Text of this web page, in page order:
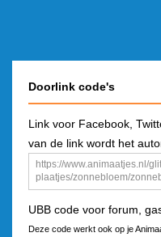
Doorlink code's
Link voor Facebook,
van de link wordt het
UBB code voor forum,
Deze code werkt ook op je